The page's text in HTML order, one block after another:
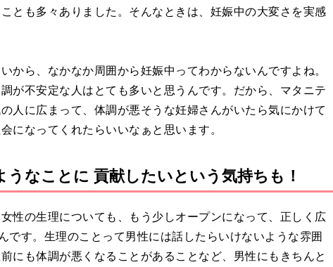
とも多々ありました。そんなときは、妊娠中の大変さを実感
から、なかなか周囲から妊娠中ってわからないんですよね。
が不安定な人はとても多いと思うんです。だから、マタニテ
人に広まって、体調が悪そうな妊婦さんがいたら気にかけて
になってくれたらいいなぁと思います。
なことに 貢献したいという気持ちも！
性の生理についても、もう少しオープンになって、正しく広
です。生理のことって男性には話したらいけないような雰囲
にも体調が悪くなることがあることなど、男性にもきちんと